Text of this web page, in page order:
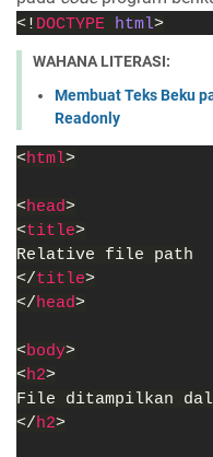
<! DOCTYPE html>
WAHANA LITERASI:
Membuat Teks Beku
Readonly
<html>
<head>
<title>
Relative file path
</title>
</head>
<body>
<h2>
File ditampilkan
</h2>